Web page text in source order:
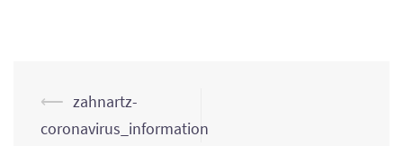
Post
navigation
⟵ zahnartz-
coronavirus_information